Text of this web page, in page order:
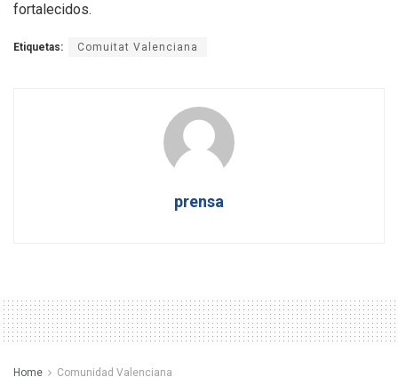
fortalecidos.
Etiquetas: Comuitat Valenciana
prensa
Home Comunidad Valenciana